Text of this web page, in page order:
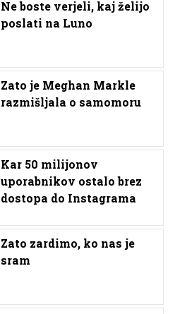
Ne boste verjeli, kaj želijo
poslati na Luno
Zato je Meghan Markle
razmišljala o samomoru
Kar 50 milijonov
uporabnikov ostalo brez
dostopa do Instagrama
Zato zardimo, ko nas je
sram